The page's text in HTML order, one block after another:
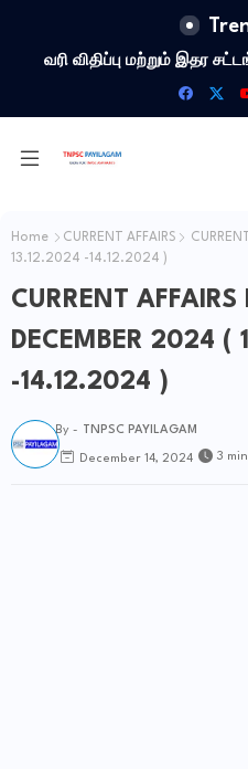
வரி விதிப்பு மற்றும் இதர
Home CURRENT AFFAIRS
13.12.2024 -14.12.2024 )
CURRENT
DECEMBER 2024 (
-14.12.2024 )
By - TNPSC PAYILAGAM
December 14, 2024 3